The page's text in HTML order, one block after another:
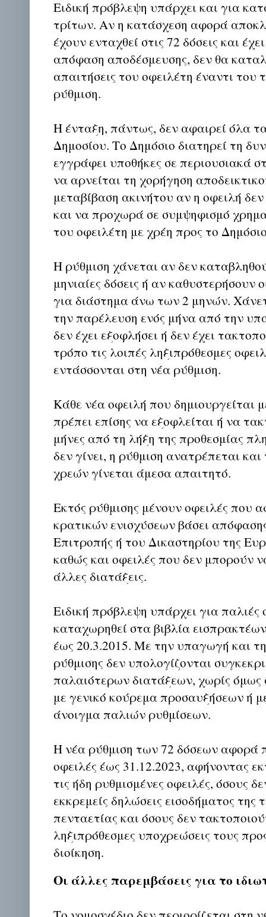
Ειδική πρόβλεψη υπάρχει και για
τρίτων. Αν η κατάσχεση αφορά
έχουν ενταχθεί στις 72 δόσεις και
απόφαση αποδέσμευσης, δεν θα
απαιτήσεις του οφειλέτη έναντι του
ρύθμιση.
Η ένταξη, πάντως, δεν αφαιρεί όλα
Δημοσίου. Το Δημόσιο διατηρεί τη
εγγράφει υποθήκες σε περιουσιακά
να αρνείται τη χορήγηση
μεταβίβαση ακινήτου αν η οφειλή
και να προχωρά σε συμψηφισμό
του οφειλέτη με χρέη προς το
Η ρύθμιση χάνεται αν δεν
μηνιαίες δόσεις ή αν καθυστερήσουν
για διάστημα άνω των 2 μηνών.
την παρέλευση ενός μήνα από την
δεν έχει εξοφλήσει ή δεν έχει
τρόπο τις λοιπές ληξιπρόθεσμες
εντάσσονται στη νέα ρύθμιση.
Κάθε νέα οφειλή που δημιουργείται
πρέπει επίσης να εξοφλείται ή να
μήνες από τη λήξη της προθεσμίας
δεν γίνει, η ρύθμιση ανατρέπεται
χρεών γίνεται άμεσα απαιτητό.
Εκτός ρύθμισης μένουν οφειλές που
κρατικών ενισχύσεων βάσει
Επιτροπής ή του Δικαστηρίου της
καθώς και οφειλές που δεν μπορούν
άλλες διατάξεις.
Ειδική πρόβλεψη υπάρχει για παλιές
καταχωρηθεί στα βιβλία
έως 20.3.2015. Με την υπαγωγή και
ρύθμισης δεν υπολογίζονται
παλαιότερων διατάξεων, χωρίς όμως
με γενικό κούρεμα προσαυξήσεων ή
άνοιγμα παλιών ρυθμίσεων.
Η νέα ρύθμιση των 72 δόσεων αφορά
οφειλές έως 31.12.2023, αφήνοντας
τις ήδη ρυθμισμένες οφειλές, όσους
εκκρεμείς δηλώσεις εισοδήματος της
πενταετίας και όσους δεν
ληξιπρόθεσμες υποχρεώσεις τους
διοίκηση.
Οι άλλες παρεμβάσεις για το